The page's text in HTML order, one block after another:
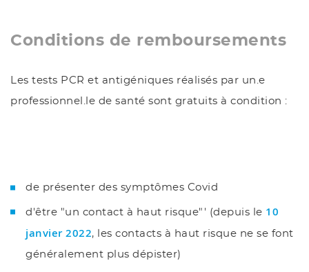
Conditions de remboursements
Les tests PCR et antigéniques réalisés par un.e
professionnel.le de santé sont gratuits à condition :
de présenter des symptômes Covid
d'être "un contact à haut risque"' (depuis le 10
janvier 2022, les contacts à haut risque ne se font
généralement plus dépister)